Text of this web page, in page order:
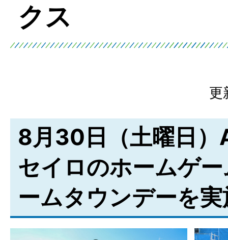
クス
更
8月30日（土曜日）
セイロのホームゲ
ームタウンデーを実